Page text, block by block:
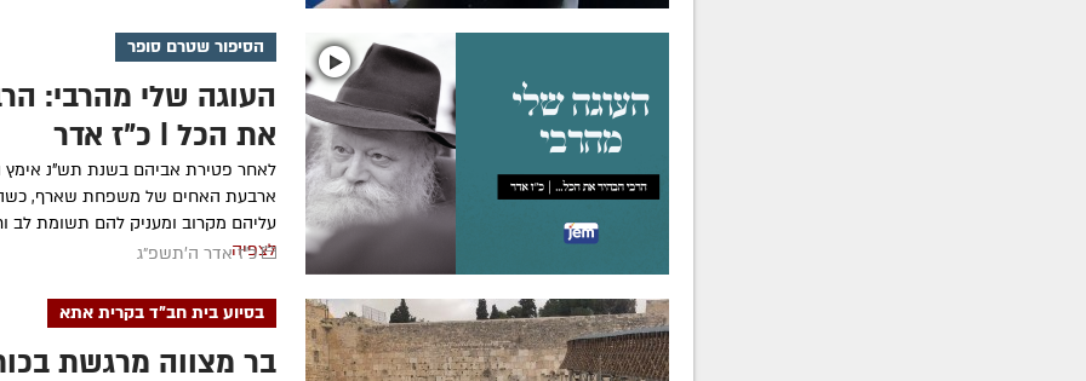
הסיפור שטרם סופר
העוגה שלי מהרבי:
את הכל | כ"ז אדר
לאחר פטירת אביהם בשנת תש"נ אימץ
ארבעת האחים של משפחת שארף,
עליהם מקרוב ומעניק להם תשומת לב
לצפיהכ"ז אדר ה׳תשפ״ג
בסיוע בית חב"ד בקרית אתא